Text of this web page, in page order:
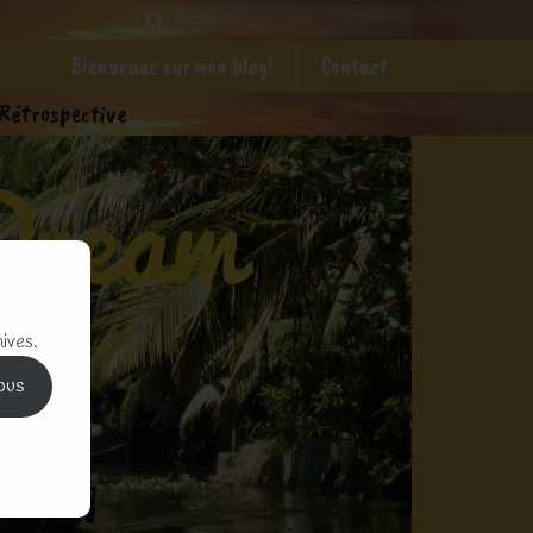
Rechercher
Bienvenue sur mon blog! Contact
Rétrospective